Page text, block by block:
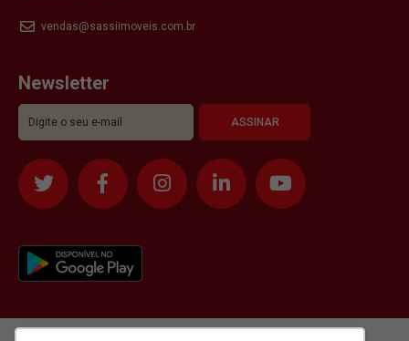
vendas@sassiimoveis.com.br
Newsletter